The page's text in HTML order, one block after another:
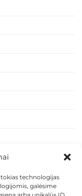
technologijas
galėsime